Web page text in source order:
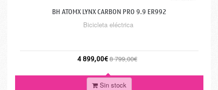
BH ATOMX LYNX CARBON PRO 9.9 ER992
Bicicleta eléctrica
4 899,00€8 799,00€
Sin stock